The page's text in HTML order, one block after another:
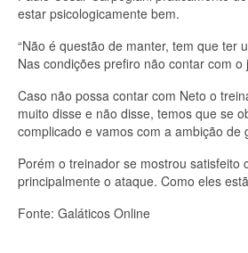
estar psicologicamente bem.
“Não é questão de manter, tem que ter
Nas condições prefiro não contar com o
Caso não possa contar com Neto o
muito disse e não disse, temos que se
complicado e vamos com a ambição de
Porém o treinador se mostrou satisfeito
principalmente o ataque. Como eles
Fonte: Galáticos Online